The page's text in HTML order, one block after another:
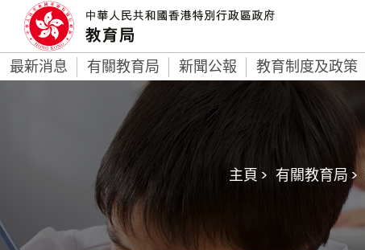
最新消息 有關教育局 新聞公報 教育制度及政策
主頁 > 有關教育局 >